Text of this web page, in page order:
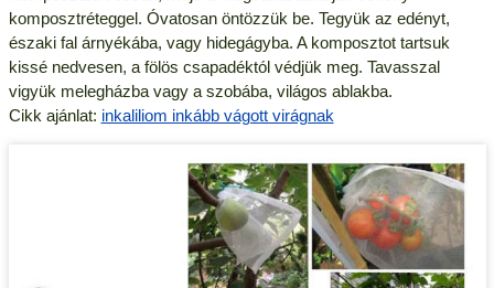
komposztréteggel. Óvatosan öntözzük be. Tegyük az edényt,
északi fal árnyékába, vagy hidegágyba. A komposztot tartsuk
kissé nedvesen, a fölös csapadéktól védjük meg. Tavasszal
vigyük melegházba vagy a szobába, világos ablakba.
Cikk ajánlat: inkaliliom inkább vágott virágnak